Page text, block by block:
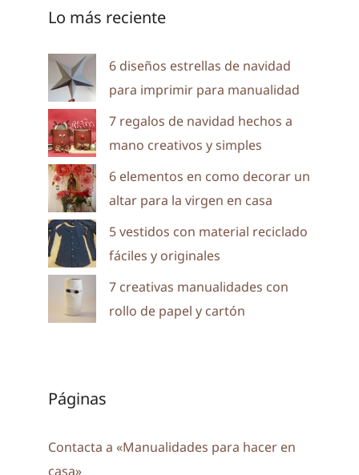
Lo más reciente
6 diseños estrellas de navidad
para imprimir para manualidad
7 regalos de navidad hechos a
mano creativos y simples
6 elementos en como decorar un
altar para la virgen en casa
5 vestidos con material reciclado
fáciles y originales
7 creativas manualidades con
rollo de papel y cartón
Páginas
Contacta a «Manualidades para hacer en
casa»